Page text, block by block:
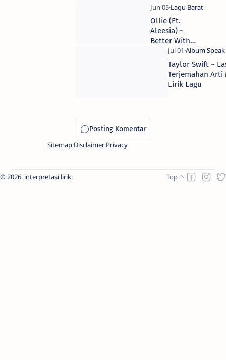
Ollie (Ft.
Aleesia) ~
Better With
Terjemahan
Arti & Makna
Lirik Lagu
Taylor Swift ~
Terjemahan Arti
Lirik Lagu
Sitemap Disclaimer Privacy
2026. interpretasi lirik.